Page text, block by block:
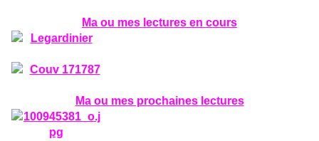
Ma ou mes lectures en cours
Ma ou mes prochaines lectures